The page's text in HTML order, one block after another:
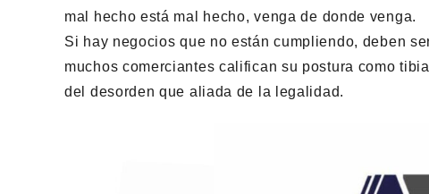
mal hecho está mal hecho, venga de donde venga.
Si hay negocios que no están cumpliendo, deben
muchos comerciantes califican su postura como
del desorden que aliada de la legalidad.